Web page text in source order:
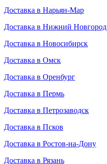
Доставка в Нарьян-Мар
Доставка в Нижний Новгород
Доставка в Новосибирск
Доставка в Омск
Доставка в Оренбург
Доставка в Пермь
Доставка в Петрозаводск
Доставка в Псков
Доставка в Ростов-на-Дону
Доставка в Рязань